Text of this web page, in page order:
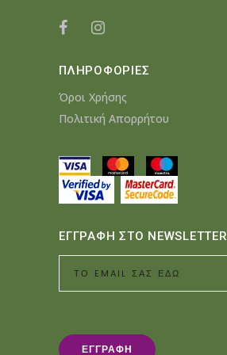
ΠΛΗΡΟΦΟΡΙΕΣ
Όροι Χρήσης
Πολιτική Απορρήτου
ΕΓΓΡΑΦΗ ΣΤΟ NEWSLETTER